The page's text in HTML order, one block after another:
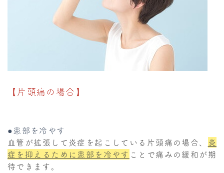
【片頭痛の場合】
●患部を冷やす
血管が拡張して炎症を起こしている片頭痛の場合、
炎
症を抑えるために患部を冷やす ことで痛みの緩和が期
待できます。